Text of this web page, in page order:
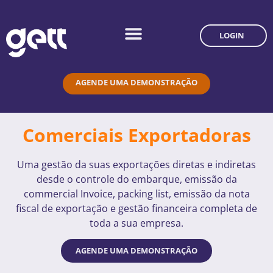
LOGIN
AGENDE UMA DEMONSTRAÇÃO
Comerciais Exportadoras
Uma gestão da suas exportações diretas e indiretas
desde o controle do embarque, emissão da
commercial Invoice, packing list, emissão da nota
fiscal de exportação e gestão financeira completa de
toda a sua empresa.
AGENDE UMA DEMONSTRAÇÃO